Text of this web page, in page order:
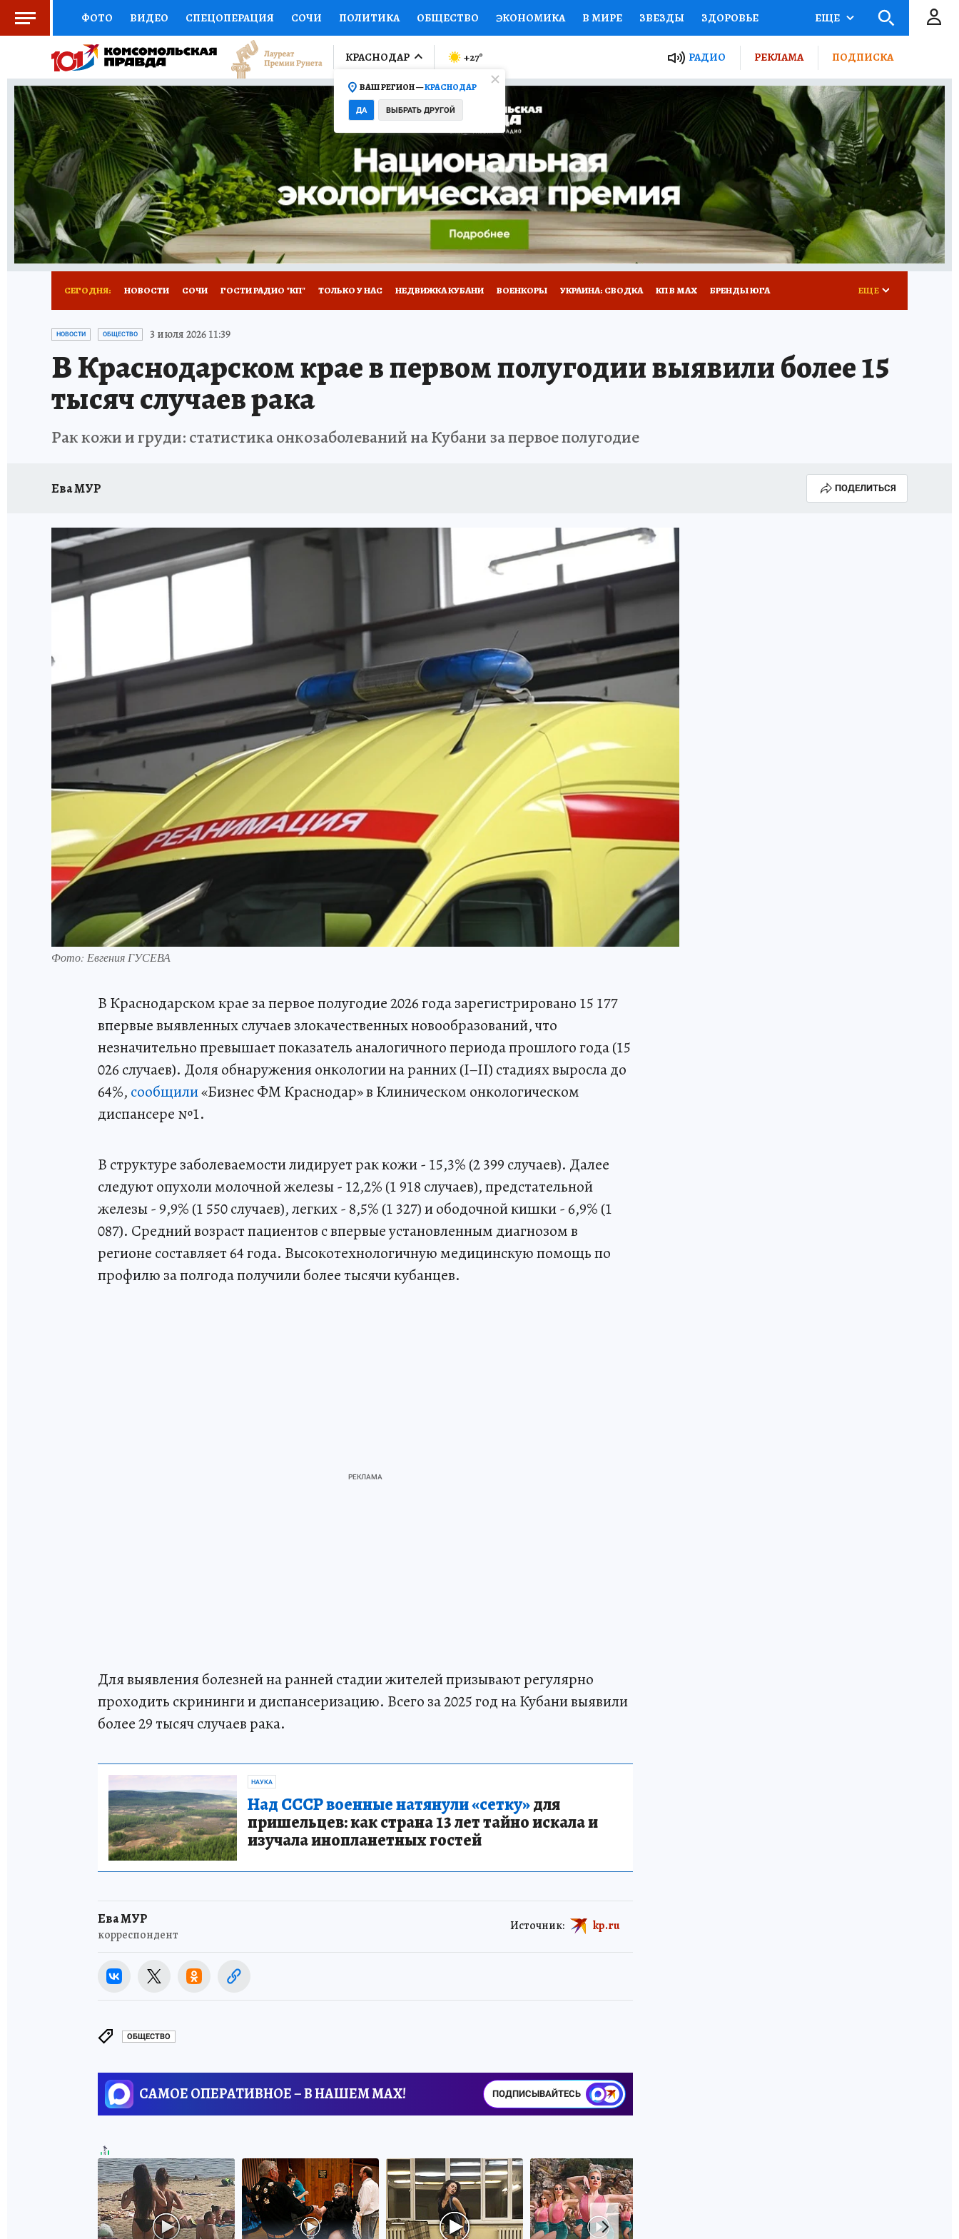
ФОТО ВИДЕО СПЕЦОПЕРАЦИЯ СОЧИ ПОЛИТИКА ОБЩЕСТВО ЭКОНОМИКА В МИРЕ ЗВЕЗДЫ ЗДОРОВЬЕ
СОЦПОДДЕРЖКА НАУКА СПОРТ КОЛУМНИСТЫ ПРОИСШЕСТВИЯ НАЦИОНАЛЬНЫЕ ПРОЕКТЫ РОССИИ
ВЫБОР ЭКСПЕРТОВ ДОКТОР ФИНАНСЫ ОТКРЫВАЕМ МИР Я ЗНАЮ СЕМЬЯ ЖЕНСКИЕ СЕКРЕТЫ ПУТЕВОДИТЕЛЬ
КНИЖНАЯ ПОЛКА ПРОГНОЗЫ НА СПОРТ ПРОМОКОДЫ СЕРИАЛЫ СПЕЦПРОЕКТЫ ДЕФИЦИТ ЖЕЛЕЗА ТУРИЗМ
ПРЕСС-ЦЕНТР НЕДВИЖИМОСТЬ ТЕЛЕВИЗОР КОЛЛЕКЦИИ КОНКУРСЫ РАБОТА У НАС ГИД ПОТРЕБИТЕЛЯ РЕКЛАМА
ВСЕ О КП РАДИО КП ТЕСТЫ НОВОЕ НА САЙТЕ
ЕЩЕ
КРАСНОДАР
ВАШ РЕГИОН —КРАСНОДАР
ДА ВЫБРАТЬ ДРУГОЙ
+27° РАДИО РЕКЛАМА ПОДПИСКА
СЕГОДНЯ: НОВОСТИ СОЧИ ГОСТИ РАДИО "КП" ТОЛЬКО У НАС НЕДВИЖКА КУБАНИ ВОЕНКОРЫ УКРАИНА: СВОДКА КП В МАХ БРЕНДЫ ЮГА
ОТДЫХ В РОССИИ ЗДОРОВЬЕ КУБАНИ
ЕЩЕ
НОВОСТИ ОБЩЕСТВО 3 июля 2026 11:39
В Краснодарском крае в первом полугодии выявили более 15
тысяч случаев рака
Рак кожи и груди: статистика онкозаболеваний на Кубани за первое полугодие
Ева МУР ПОДЕЛИТЬСЯ
Фото: Евгения ГУСЕВА
В Краснодарском крае за первое полугодие 2026 года зарегистрировано 15 177
впервые выявленных случаев злокачественных новообразований, что
незначительно превышает показатель аналогичного периода прошлого года (15
026 случаев). Доля обнаружения онкологии на ранних (I–II) стадиях выросла до
64%, сообщили«Бизнес ФМ Краснодар» в Клиническом онкологическом
диспансере №1.
В структуре заболеваемости лидирует рак кожи - 15,3% (2 399 случаев). Далее
следуют опухоли молочной железы - 12,2% (1 918 случаев), предстательной
железы - 9,9% (1 550 случаев), легких - 8,5% (1 327) и ободочной кишки - 6,9% (1
087). Средний возраст пациентов с впервые установленным диагнозом в
регионе составляет 64 года. Высокотехнологичную медицинскую помощь по
профилю за полгода получили более тысячи кубанцев.
Для выявления болезней на ранней стадии жителей призывают регулярно
проходить скрининги и диспансеризацию. Всего за 2025 год на Кубани выявили
более 29 тысяч случаев рака.
НАУКА
Над СССР военные натянули «сетку»для
пришельцев: как страна 13 лет тайно искала и
изучала инопланетных гостей
Ева МУР
корреспондент
Источник: kp.ru
ОБЩЕСТВО
САМОЕ ОПЕРАТИВНОЕ – В НАШЕМ MAX! ПОДПИСЫВАЙТЕСЬ